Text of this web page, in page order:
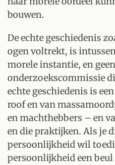
bouwen.
De echte geschiedenis
ogen voltrekt, is
morele instantie, en geen
onderzoekscommissie
echte geschiedenis is
roof en van
en machthebbers – en
en die praktijken. Als je
persoonlijkheid wil
persoonlijkheid een